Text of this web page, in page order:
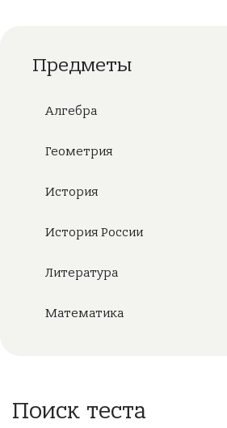
Предметы
Алгебра
Геометрия
История
История России
Литература
Математика
Поиск теста